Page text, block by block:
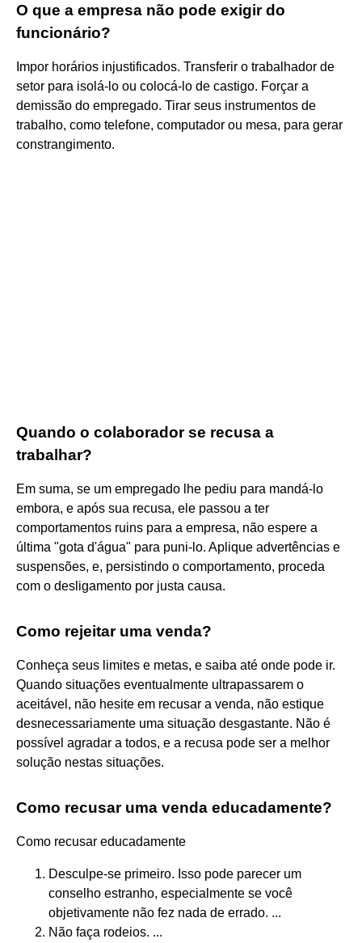
O que a empresa não pode exigir do
funcionário?
Impor horários injustificados. Transferir o trabalhador de
setor para isolá-lo ou colocá-lo de castigo. Forçar a
demissão do empregado. Tirar seus instrumentos de
trabalho, como telefone, computador ou mesa, para gerar
constrangimento.
Quando o colaborador se recusa a
trabalhar?
Em suma, se um empregado lhe pediu para mandá-lo
embora, e após sua recusa, ele passou a ter
comportamentos ruins para a empresa, não espere a
última "gota d'água" para puni-lo. Aplique advertências e
suspensões, e, persistindo o comportamento, proceda
com o desligamento por justa causa.
Como rejeitar uma venda?
Conheça seus limites e metas, e saiba até onde pode ir.
Quando situações eventualmente ultrapassarem o
aceitável, não hesite em recusar a venda, não estique
desnecessariamente uma situação desgastante. Não é
possível agradar a todos, e a recusa pode ser a melhor
solução nestas situações.
Como recusar uma venda educadamente?
Como recusar educadamente
Desculpe-se primeiro. Isso pode parecer um
conselho estranho, especialmente se você
objetivamente não fez nada de errado. ...
Não faça rodeios. ...